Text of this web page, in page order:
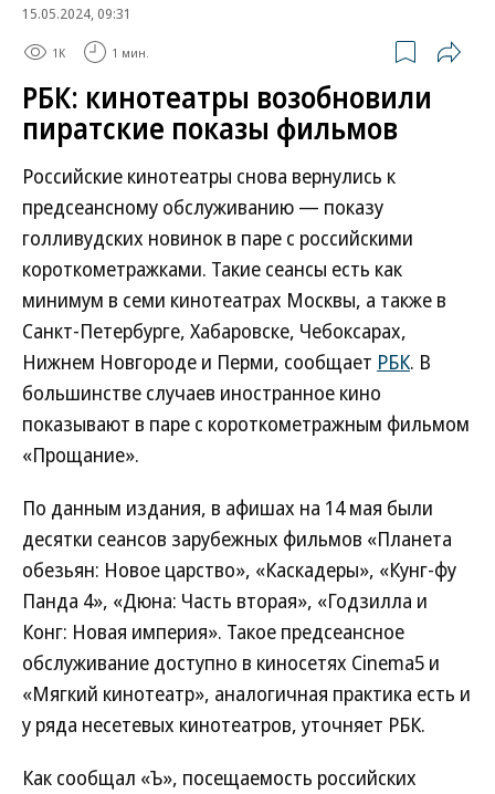
15.05.2024, 09:31
1K 1 мин.
РБК: кинотеатры возобновили
пиратские показы фильмов
Российские кинотеатры снова вернулись к
предсеансному обслуживанию — показу
голливудских новинок в паре с российскими
короткометражками. Такие сеансы есть как
минимум в семи кинотеатрах Москвы, а также в
Санкт-Петербурге, Хабаровске, Чебоксарах,
Нижнем Новгороде и Перми, сообщает РБК. В
большинстве случаев иностранное кино
показывают в паре с короткометражным фильмом
«Прощание».
По данным издания, в афишах на 14 мая были
десятки сеансов зарубежных фильмов «Планета
обезьян: Новое царство», «Каскадеры», «Кунг-фу
Панда 4», «Дюна: Часть вторая», «Годзилла и
Конг: Новая империя». Такое предсеансное
обслуживание доступно в киносетях Cinema5 и
«Мягкий кинотеатр», аналогичная практика есть и
у ряда несетевых кинотеатров, уточняет РБК.
Как сообщал «Ъ», посещаемость российских